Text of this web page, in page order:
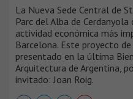
La Nueva Sede Central de
Parc del Alba de
actividad económica más
Barcelona. Este proyecto
presentado en la última
Arquitectura de Argentina,
invitado: Joan Roig.